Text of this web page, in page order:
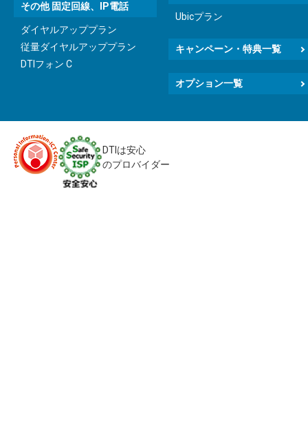
その他 固定回線、IP電話
ダイヤルアッププラン
従量ダイヤルアッププラン
DTIフォン C
Ubicプラン
キャンペーン・特典一覧
オプション一覧
DTIは安心
のプロバイダー